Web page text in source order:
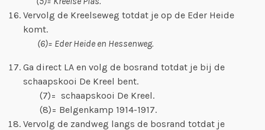
Vervolg de Kreelseweg totdat je op de Eder Heide
komt.
(6)= Eder Heide en Hessenweg.
Ga direct LA en volg de bosrand totdat je bij de
schaapskooi De Kreel bent.
(7)= schaapskooi De Kreel.
(8)= Belgenkamp 1914-1917.
Vervolg de zandweg langs de bosrand totdat je